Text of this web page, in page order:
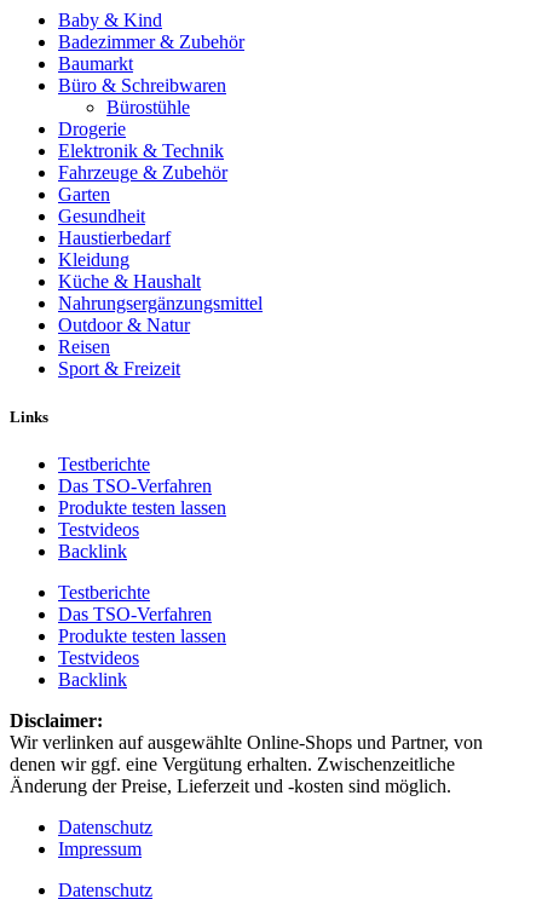
Baby & Kind
Badezimmer & Zubehör
Baumarkt
Büro & Schreibwaren
Bürostühle
Drogerie
Elektronik & Technik
Fahrzeuge & Zubehör
Garten
Gesundheit
Haustierbedarf
Kleidung
Küche & Haushalt
Nahrungsergänzungsmittel
Outdoor & Natur
Reisen
Sport & Freizeit
Links
Testberichte
Das TSO-Verfahren
Produkte testen lassen
Testvideos
Backlink
Testberichte
Das TSO-Verfahren
Produkte testen lassen
Testvideos
Backlink
Disclaimer: ​
Wir verlinken auf ausgewählte Online-Shops und Partner, von
denen wir ggf. eine Vergütung erhalten. Zwischenzeitliche
Änderung der Preise, Lieferzeit und -kosten sind möglich.
Datenschutz
Impressum
Datenschutz